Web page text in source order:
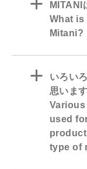
a
MITANI
What
Mitani?
a
いろい
思いま
used
type of